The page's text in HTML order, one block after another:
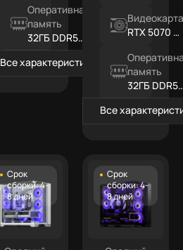
Оперативная
память
32ГБ DDR5
RGB
Все характеристики
RTX 5070 Ti
память
32ГБ DDR5
RGB
Все
Срок
сборки: 4-
8 дней
Срок
сборки: 4-
8 дней